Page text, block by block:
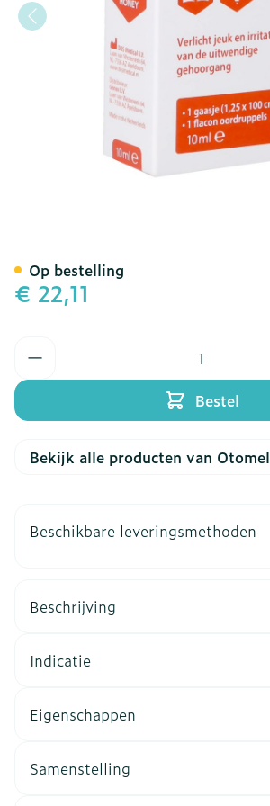
€ 22,11
Bestel
Op bestelling
Bekijk alle producten van Otomel
Beschikbare leveringsmethoden
Beschrijving
Indicatie
Eigenschappen
Samenstelling